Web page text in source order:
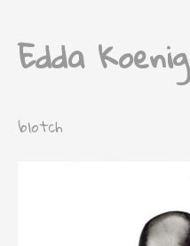
Edda Koenig
blotch